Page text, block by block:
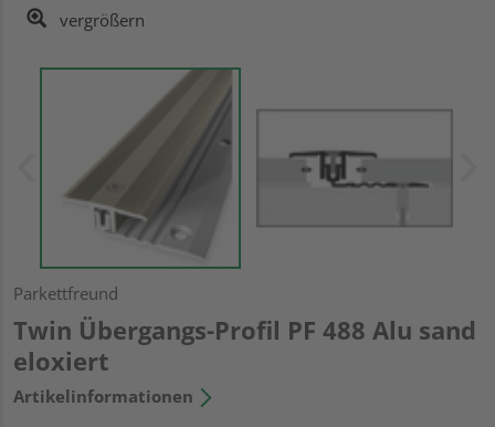
vergrößern
Parkettfreund
Twin Übergangs-Profil PF 488 Alu sand
eloxiert
Artikelinformationen